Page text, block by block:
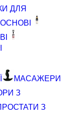
ДЛЯ
МАСАЖЕРИ
З
З